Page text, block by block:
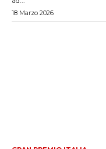
18 Marzo 2026